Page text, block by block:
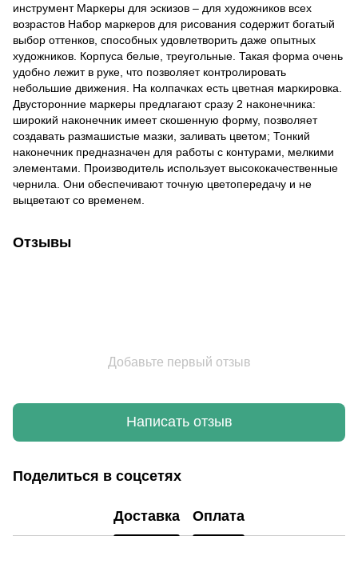
инструмент Маркеры для эскизов – для художников всех
возрастов Набор маркеров для рисования содержит богатый
выбор оттенков, способных удовлетворить даже опытных
художников. Корпуса белые, треугольные. Такая форма очень
удобно лежит в руке, что позволяет контролировать
небольшие движения. На колпачках есть цветная маркировка.
Двусторонние маркеры предлагают сразу 2 наконечника:
широкий наконечник имеет скошенную форму, позволяет
создавать размашистые мазки, заливать цветом; Тонкий
наконечник предназначен для работы с контурами, мелкими
элементами. Производитель использует высококачественные
чернила. Они обеспечивают точную цветопередачу и не
выцветают со временем.
Отзывы
Добавьте первый отзыв
Написать отзыв
Поделиться в соцсетях
Доставка Оплата